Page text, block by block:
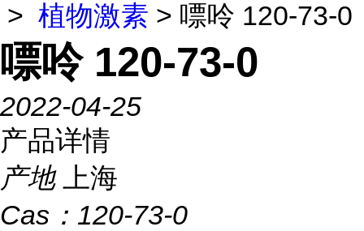
> 植物激素 > 嘌呤 120-73-0
嘌呤 120-73-0
2022-04-25
产品详情
产地
上海
Cas： 120-73-0